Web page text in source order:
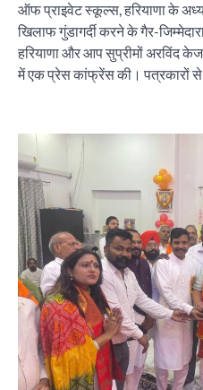
ऑफ प्राइवेट स्कूल्स, हरियाणा के
खिलाफ गुंडागर्दी करने के गैर-
हरियाणा और आप सुप्रीमों अरविंद
में एक प्रेस कांफ्रेंस की। पत्रकारों